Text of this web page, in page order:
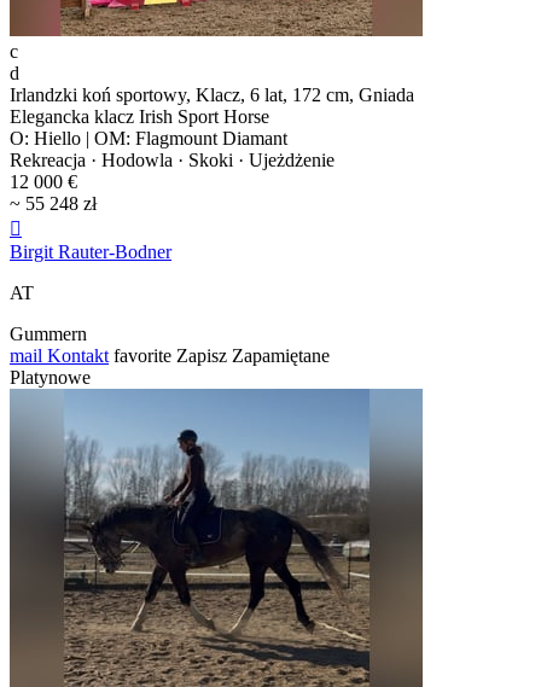
c
d
Irlandzki koń sportowy, Klacz, 6 lat, 172 cm, Gniada
Elegancka klacz Irish Sport Horse
O: Hiello | OM: Flagmount Diamant
Rekreacja · Hodowla · Skoki · Ujeżdżenie
12 000 €
~ 55 248 zł

Birgit Rauter-Bodner
AT
Gummern
mail Kontakt favorite Zapisz Zapamiętane
Platynowe